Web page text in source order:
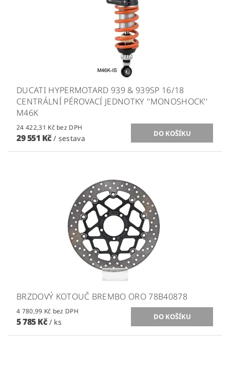
DUCATI HYPERMOTARD 939 & 939SP 16/18
CENTRÁLNÍ PÉROVACÍ JEDNOTKY ''MONOSHOCK''
M46K
24 422,31 Kč bez DPH
29 551 Kč/ sestava
BRZDOVÝ KOTOUČ BREMBO ORO 78B40878
4 780,99 Kč bez DPH
5 785 Kč / ks